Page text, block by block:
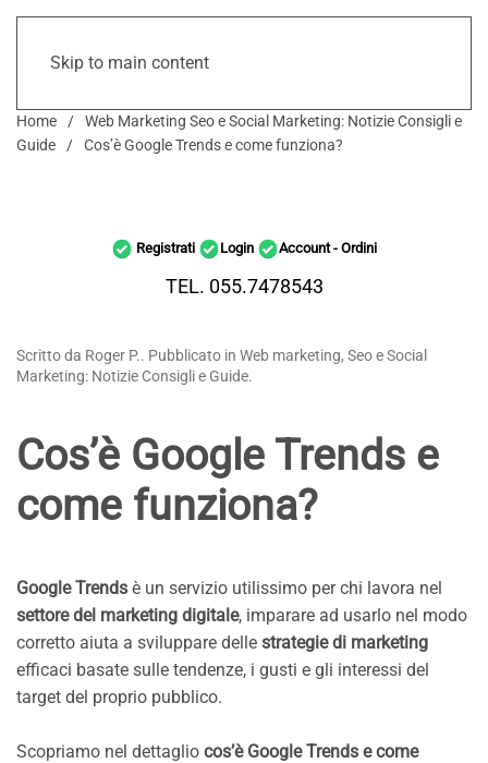
Skip to main content
Home
Web Marketing Seo e Social Marketing: Notizie Consigli e
Guide
Cos’è Google Trends e come funziona?
Registrati Login Account - Ordini
TEL. 055.7478543
Scritto da Roger P.. Pubblicato in Web marketing, Seo e Social
Marketing: Notizie Consigli e Guide.
Cos’è Google Trends e
come funziona?
Google Trends è un servizio utilissimo per chi lavora nel
settore del marketing digitale, imparare ad usarlo nel modo
corretto aiuta a sviluppare delle strategie di marketing
efficaci basate sulle tendenze, i gusti e gli interessi del
target del proprio pubblico.
Scopriamo nel dettaglio cos’è Google Trends e come